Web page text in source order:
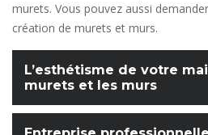
murets. Vous pouvez aussi
création de murets et murs.
L’esthétisme de votre
murets et les murs